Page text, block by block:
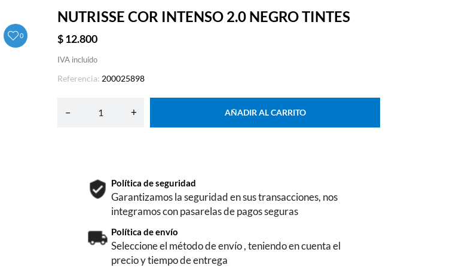
0
NUTRISSE COR INTENSO 2.0 NEGRO TINTES
$ 12.800
IVA incluído
Referencia: 200025898
– + AÑADIR AL CARRITO
Política de seguridad
Garantizamos la seguridad en sus transacciones, nos
integramos con pasarelas de pagos seguras
Política de envío
Seleccione el método de envío , teniendo en cuenta el
precio y tiempo de entrega